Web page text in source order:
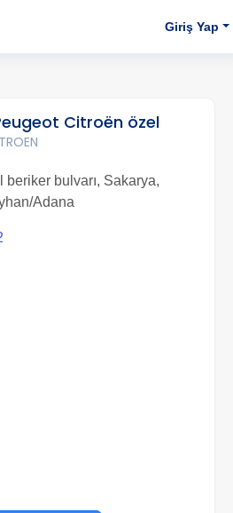
Giriş Yap
Citroën özel
beriker bulvarı, Sakarya,
Adana